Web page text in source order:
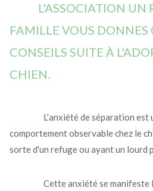
L'ASSOCIATION UN
FAMILLE VOUS DONNES
CONSEILS SUITE À
CHIEN.
L’anxiété de séparation est
comportement observable chez le
sorte d'un refuge ou ayant un lourd
Cette anxiété se manifeste